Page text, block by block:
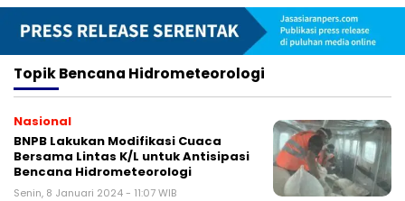
TopikBencana Hidrometeorologi
Nasional
BNPB Lakukan Modifikasi Cuaca
Bersama Lintas K/L untuk Antisipasi
Bencana Hidrometeorologi
Senin, 8 Januari 2024 - 11:07 WIB